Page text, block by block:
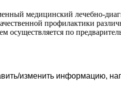
медицинский лечебно-
профилактики
осуществляется по
изменить информацию,